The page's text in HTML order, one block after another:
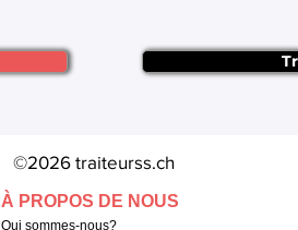
©2026 traiteurss.ch
À PROPOS DE NOUS
Qui sommes-nous?